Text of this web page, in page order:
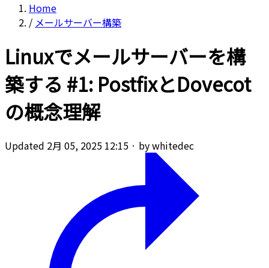
Home
/ メールサーバー構築
Linuxでメールサーバーを構
築する #1: PostfixとDovecot
の概念理解
Updated 2月 05, 2025 12:15 · by whitedec